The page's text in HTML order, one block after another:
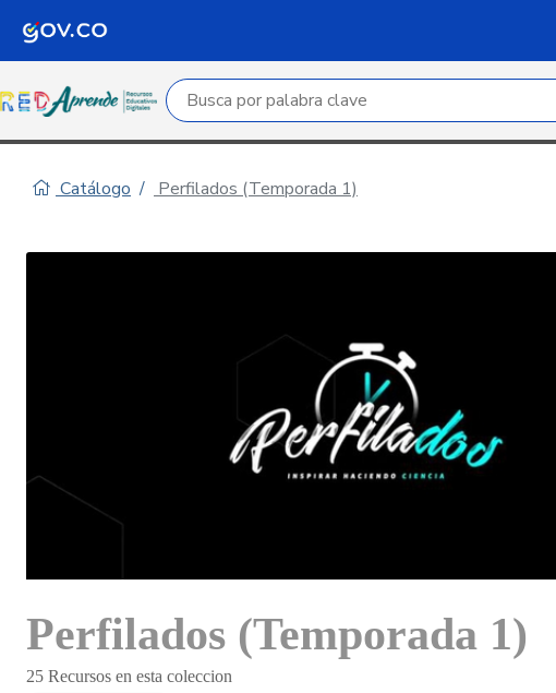
Campo de búsqueda por palabra clave
Catálogo Perfilados (Temporada 1)
Perfilados (Temporada 1)
25 Recursos en esta coleccion